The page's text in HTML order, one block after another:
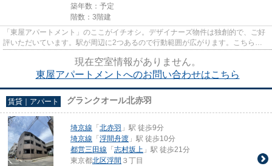
築年数：予定
階数：3階建
「東屋アパートメント」のここがイチオシ。デザイナーズ物件は独創的で、ご好
評いただいています。駅が周辺に2つあるので行動範囲が広がります。こちらの
現在空室情報がありません。
東屋アパートメントへのお問い合わせはこちら
賃貸｜アパート グランクオール北赤羽
埼京線 「 北赤羽 」駅 徒歩9分
埼京線 「 浮間舟渡 」駅 徒歩10分
都営三田線 「 志村坂上 」駅 徒歩21分
東京都北区浮間 ３丁目